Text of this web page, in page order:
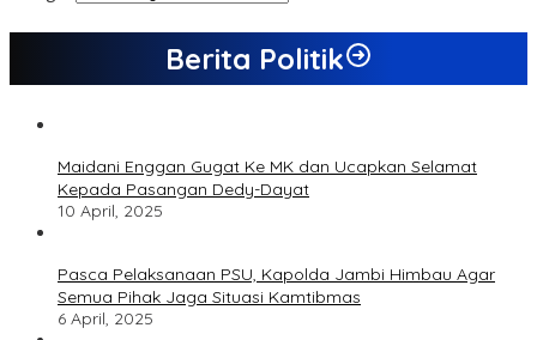
Berita Politik
Maidani Enggan Gugat Ke MK dan Ucapkan Selamat
Kepada Pasangan Dedy-Dayat
10 April, 2025
Pasca Pelaksanaan PSU, Kapolda Jambi Himbau Agar
Semua Pihak Jaga Situasi Kamtibmas
6 April, 2025